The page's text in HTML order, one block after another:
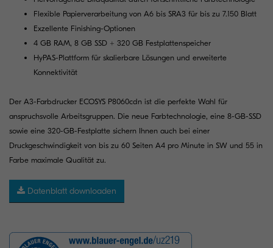
Flexible Papierverarbeitung von A6 bis SRA3 für bis zu 7.150 Blatt
Exzellente Finishing-Optionen
4 GB RAM, 8 GB SSD + 320 GB Festplattenspeicher
HyPAS-Plattform für skalierbare Lösungen und erweiterte
Konnektivität
Der A3-Farbdrucker ECOSYS P8060cdn ist die perfekte Wahl für
anspruchsvolle Arbeitsgruppen. Die neue Farbtechnologie, eine 8-GB-SSD
sowie eine 320-GB-Festplatte sichern Ihnen auch bei einer
Druckgeschwindigkeit von bis zu 60 Seiten A4 pro Minute in SW und 55 in
Farbe maximale Qualität zu.
Datenblatt downloaden